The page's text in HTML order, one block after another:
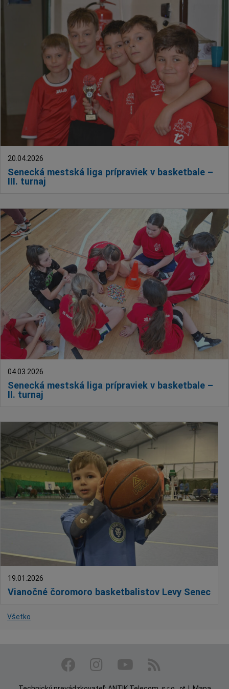
Senecká mestská liga prípraviek v basketbale –
III. turnaj
20.04.2026
Senecká mestská liga prípraviek v basketbale –
II. turnaj
04.03.2026
Vianočné čoromoro basketbalistov Levy Senec
19.01.2026
Všetko